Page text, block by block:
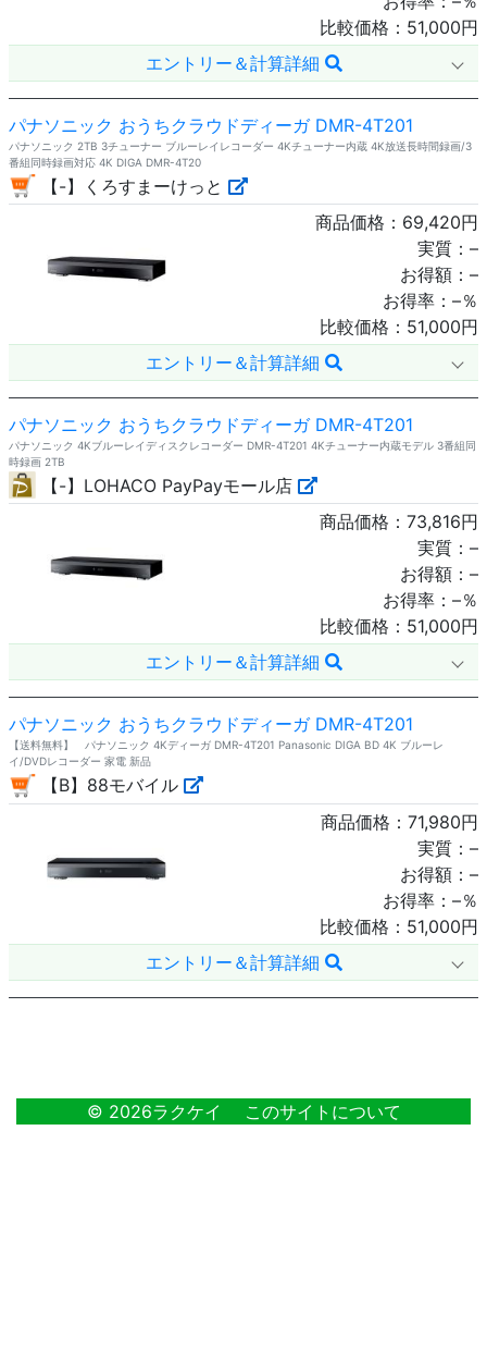
比較価格： 51,000円
エントリー＆計算詳細
パナソニック おうちクラウドディーガ DMR-4T201
パナソニック 2TB 3チューナー ブルーレイレコーダー 4Kチューナー内蔵 4K放送長時間録画/3
番組同時録画対応 4K DIGA DMR-4T20
【-】くろすまーけっと
商品価格： 69,420円
実質： –
お得額： –
お得率： –％
比較価格： 51,000円
エントリー＆計算詳細
パナソニック おうちクラウドディーガ DMR-4T201
パナソニック 4Kブルーレイディスクレコーダー DMR-4T201 4Kチューナー内蔵モデル 3番組同
時録画 2TB
【-】LOHACO PayPayモール店
商品価格： 73,816円
実質： –
お得額： –
お得率： –％
比較価格： 51,000円
エントリー＆計算詳細
パナソニック おうちクラウドディーガ DMR-4T201
【送料無料】 パナソニック 4Kディーガ DMR-4T201 Panasonic DIGA BD 4K ブルーレ
イ/DVDレコーダー 家電 新品
【B】88モバイル
商品価格： 71,980円
実質： –
お得額： –
お得率： –％
比較価格： 51,000円
エントリー＆計算詳細
© 2026ラクケイ このサイトについて